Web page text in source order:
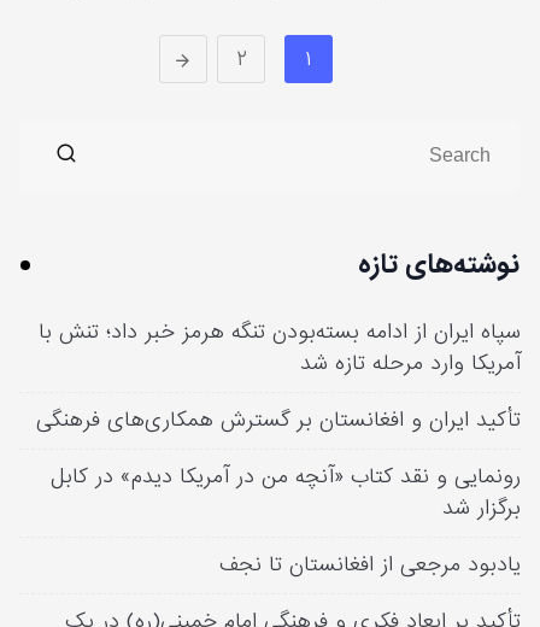
۲
نوشته‌های تازه
سپاه ایران از ادامه بسته‌بودن تنگه هرمز خبر داد؛ تنش با
آمریکا وارد مرحله تازه شد
تأکید ایران و افغانستان بر گسترش همکاری‌های فرهنگی
رونمایی و نقد کتاب «آنچه من در آمریکا دیدم» در کابل
برگزار شد
یادبود مرجعی از افغانستان تا نجف